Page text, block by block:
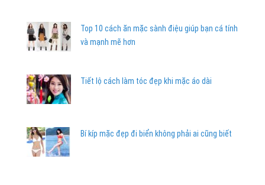
Top 10 cách ăn mặc sành điệu giúp bạn cá tính
và mạnh mẽ hơn
Tiết lộ cách làm tóc đẹp khi mặc áo dài
Bí kíp mặc đẹp đi biển không phải ai cũng biết